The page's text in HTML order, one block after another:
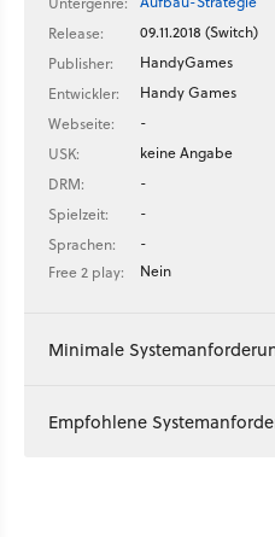
Release:
09.11.2018 (Switch)
Publisher:
HandyGames
Entwickler:
Handy Games
Webseite:
-
USK:
keine Angabe
DRM:
-
Spielzeit:
-
Sprachen:
-
Free 2 play:
Nein
Minimale
Empfohlene